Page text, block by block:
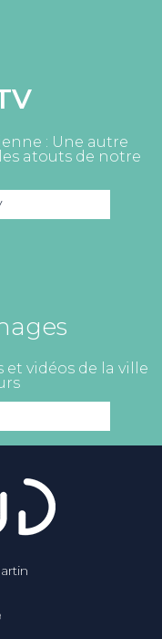
: Une autre
atouts de notre
et vidéos de la ville